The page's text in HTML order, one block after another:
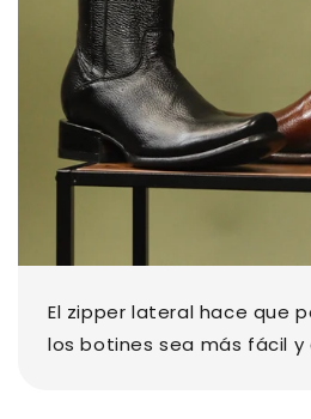
El zipper lateral hace que
los botines sea más fácil y